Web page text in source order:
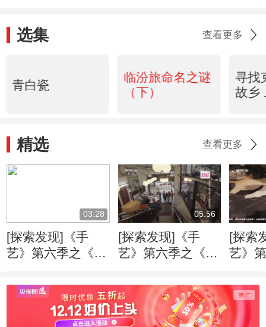
选集 查看更多
青白瓷
临汾旅命名之谜
（下）
寻找
故乡
精选 查看更多
03:28
[探索发现]《手
艺》第六季之《花
完工后的旗袍十分
赞赏
05:56
[探索发现]《手
艺》第六季之《花
计旗袍衣领的特别
讲究以及旗袍的文
化
[探索
艺》
形是
曲线